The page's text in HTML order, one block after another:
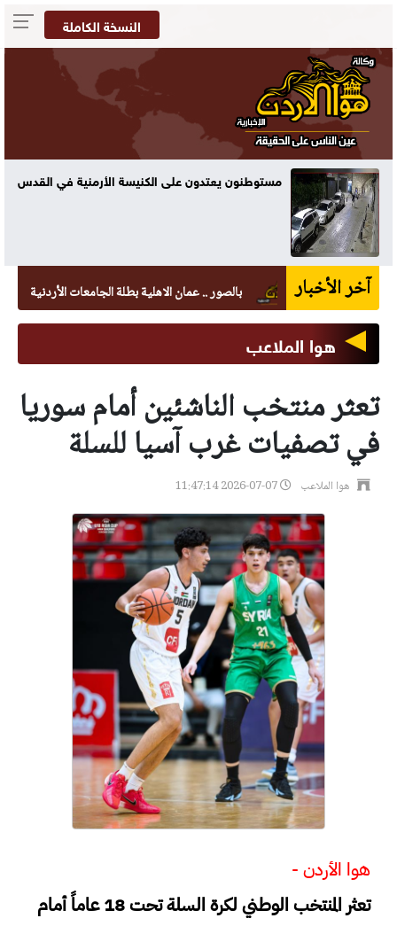
النسخة الكاملة
مستوطنون يعتدون على الكنيسة الأرمنية في القدس
آخر الأخبار بالصور .. عمان الاهلية بطلة الجامعات الأردنية في
هوا الملاعب
تعثر منتخب الناشئين أمام سوريا
في تصفيات غرب آسيا للسلة
هوا الملاعب
هوا الأردن -
تعثر المنتخب الوطني لكرة السلة تحت 18 عاماً أمام